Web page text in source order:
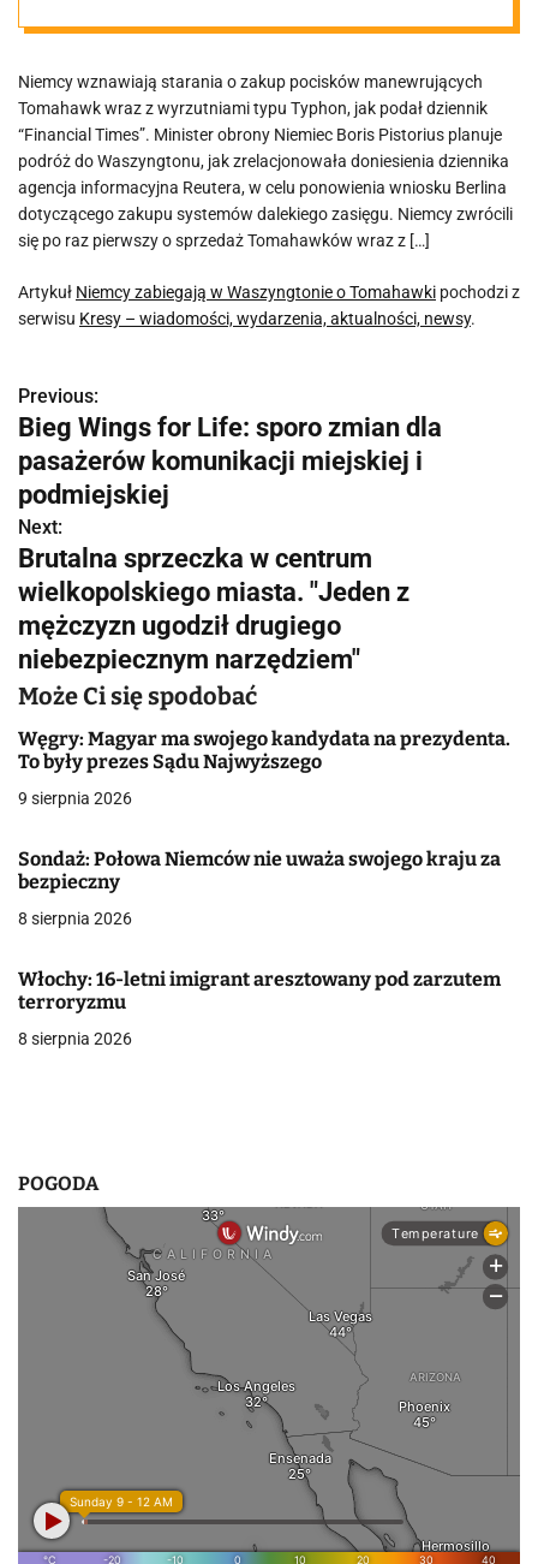
Niemcy wznawiają starania o zakup pocisków manewrujących
Tomahawk wraz z wyrzutniami typu Typhon, jak podał dziennik
“Financial Times”. Minister obrony Niemiec Boris Pistorius planuje
podróż do Waszyngtonu, jak zrelacjonowała doniesienia dziennika
agencja informacyjna Reutera, w celu ponowienia wniosku Berlina
dotyczącego zakupu systemów dalekiego zasięgu. Niemcy zwrócili
się po raz pierwszy o sprzedaż Tomahawków wraz z […]
Artykuł Niemcy zabiegają w Waszyngtonie o Tomahawki pochodzi z
serwisu Kresy – wiadomości, wydarzenia, aktualności, newsy.
N
a
w
i
g
a
c
j
a
w
p
i
u
Previous:
Bieg Wings for Life: sporo zmian dla
pasażerów komunikacji miejskiej i
podmiejskiej
Next:
Brutalna sprzeczka w centrum
wielkopolskiego miasta. "Jeden z
mężczyzn ugodził drugiego
niebezpiecznym narzędziem"
Może Ci się spodobać
Węgry: Magyar ma swojego kandydata na prezydenta.
To były prezes Sądu Najwyższego
9 sierpnia 2026
Sondaż: Połowa Niemców nie uważa swojego kraju za
bezpieczny
8 sierpnia 2026
Włochy: 16-letni imigrant aresztowany pod zarzutem
terroryzmu
8 sierpnia 2026
POGODA